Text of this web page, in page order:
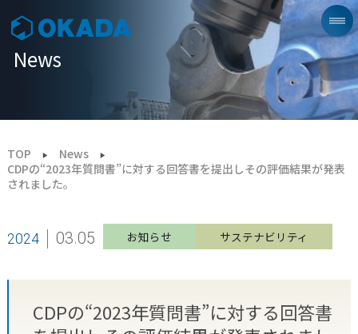
News
TOP
News
CDPの“2023年質問書”に対する回答書を提出しその評価結果が発表
されました。
2024 03.05 お知らせ サステナビリティ
CDPの“2023年質問書”に対する回答書